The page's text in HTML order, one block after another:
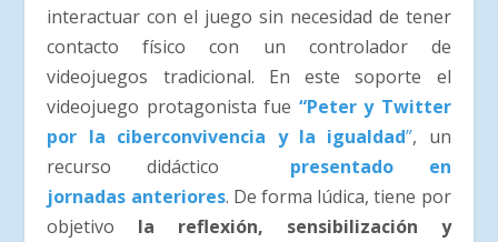
interactuar con el juego sin necesidad de tener
contacto físico con un controlador de
videojuegos tradicional. En este soporte el
videojuego protagonista fue “Peter y Twitter
por la ciberconvivencia y la igualdad”, un
recurso didáctico
presentado en
jornadas anteriores. De forma lúdica, tiene por
objetivo la reflexión, sensibilización y